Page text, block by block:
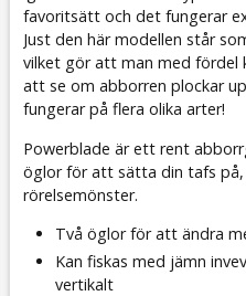
favoritsätt och det fungerar
Just den här modellen står
vilket gör att man med fördel
att se om abborren plockar
fungerar på flera olika arter!
Powerblade är ett rent
öglor för att sätta din tafs
rörelsemönster.
Två öglor för att ändra
Kan fiskas med jämn
vertikalt